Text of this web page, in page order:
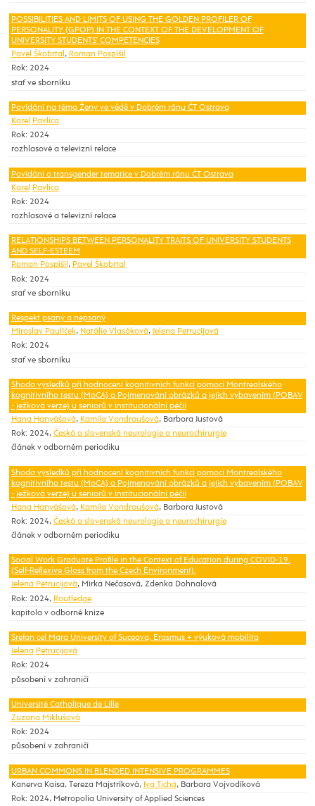
POSSIBILITIES AND LIMITS OF USING THE GOLDEN PROFILER OF
PERSONALITY (GPOP) IN THE CONTEXT OF THE DEVELOPMENT OF
UNIVERSITY STUDENTS‘ COMPETENCIES
Pavel Škobrtal , Roman Pospíšil
Rok: 2024
stať ve sborníku
Povídání na téma Ženy ve vědě v Dobrém ránu ČT Ostrava
Karel
Pavlica
Rok: 2024
rozhlasové a televizní relace
Povídání o transgender tematice v Dobrém ránu ČT Ostrava
Karel
Pavlica
Rok: 2024
rozhlasové a televizní relace
RELATIONSHIPS BETWEEN PERSONALITY TRAITS OF UNIVERSITY STUDENTS
AND SELF-ESTEEM
Roman Pospíšil, Pavel Škobrtal
Rok: 2024
stať ve sborníku
Respekt psaný a nepsaný
Miroslav Paulíček, Natálie Vlasáková, Jelena Petrucijová
Rok: 2024
stať ve sborníku
Shoda výsledků při hodnocení kognitivních funkcí pomocí Montrealského
kognitivního testu (MoCA) a Pojmenování obrázků a jejich vybavením (POBAV
- ježková verze) u seniorů v institucionální péčii
Hana Hanyášová, Kamila Vondroušová, Barbora Justová
Rok: 2024, Česká a slovenská neurologie a neurochirurgie
článek v odborném periodiku
Shoda výsledků při hodnocení kognitivních funkcí pomocí Montrealského
kognitivního testu (MoCA) a Pojmenování obrázků a jejich vybavením (POBAV
- ježková verze) u seniorů v institucionální péčii
Hana Hanyášová, Kamila Vondroušová, Barbora Justová
Rok: 2024, Česká a slovenská neurologie a neurochirurgie
článek v odborném periodiku
Social Work Graduate Profile in the Context of Education during COVID-19.
(Self-Reflexive Gloss from the Czech Environment).
Jelena Petrucijová, Mirka Nečasová, Zdenka Dohnalová
Rok: 2024, Routledge
kapitola v odborné knize
Srefan cel Mara University of Suceava, Erasmus + výuková mobilita
Jelena Petrucijová
Rok: 2024
působení v zahraničí
Université Catholique de Lille
Zuzana Miklušová
Rok: 2024
působení v zahraničí
URBAN COMMONS IN BLENDED INTENSIVE PROGRAMMES
Kanerva Kaisa, Tereza Majstríková, Iva Tichá, Barbara Vojvodíková
Rok: 2024, Metropolia University of Applied Sciences